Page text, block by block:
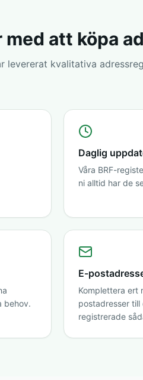
med att köpa
levererat kvalitativa
Daglig
Våra BRF-
ni alltid har de
behov.
E-
Komplettera ert
postadresser till
registrerade